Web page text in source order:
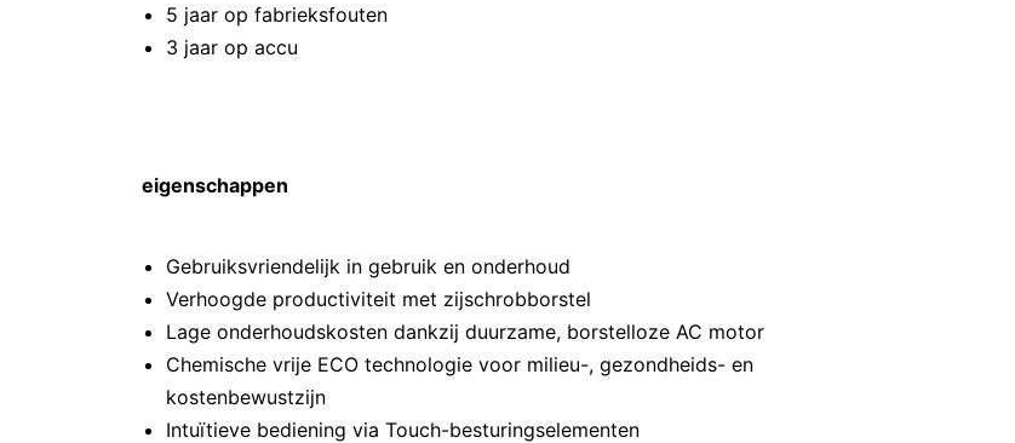
5 jaar op fabrieksfouten
3 jaar op accu
eigenschappen
Gebruiksvriendelijk in gebruik en onderhoud
Verhoogde productiviteit met zijschrobborstel
Lage onderhoudskosten dankzij duurzame, borstelloze AC motor
Chemische vrije ECO technologie voor milieu-, gezondheids- en
kostenbewustzijn
Intuïtieve bediening via Touch-besturingselementen